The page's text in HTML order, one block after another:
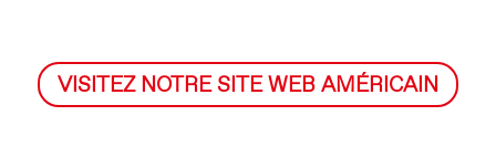
VISITEZ NOTRE SITE WEB AMÉRICAIN